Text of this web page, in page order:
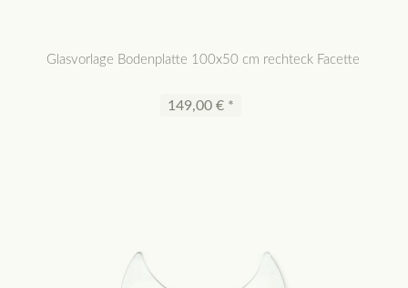
Glasvorlage Bodenplatte 100x50 cm rechteck Facette
149,00 € *